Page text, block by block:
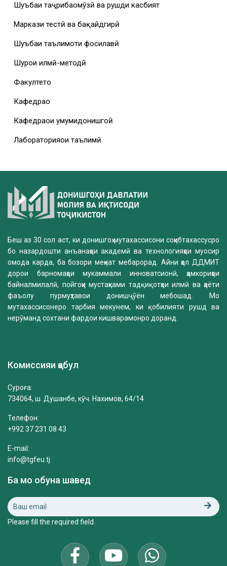
Шуъбаи таҷрибаомӯзӣ ва рушди касбият
Маркази тестӣ ва бақайдгирӣ
Шуъбаи таълимоти фосилавӣ
Шурои илмӣ-методӣ
Факултетҳо
Кафедраҳо
Кафедраҳои умумидонишгоҳӣ
Лабораторияҳои таълимӣ
Беш аз 30 сол аст, ки донишгоҳ мутахассисони соҳибтахассусро
бо назардошти анъанаҳои академӣ ва технологияҳои муосир
омода карда, ба бозори меҳнат мебарорад. Айни ҳол ДДМИТ
дорои барномаҳои мукаммали инноватсионӣ, ҳамкориҳои
байналмилалӣ, пойгоҳи мустаҳками тадқиқотҳои илмӣ ва ҳаёти
фаъолу пурмуҳтавои донишҷӯён мебошад. Мо
мутахассисонеро тарбия мекунем, ки қобилияти рушд ва
нерӯманд сохтани фардои кишварамонро доранд.
Комиссияи қабул
Суроға:
734064, ш. Душанбе, кӯч. Нахимов, 64/14
Телефон:
+992 37 231 08 43
E-mail:
info@tgfeu.tj
Ба мо обуна шавед
Please fill the required field.